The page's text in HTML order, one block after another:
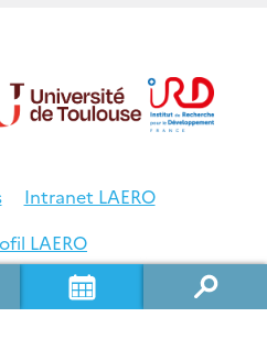
Intranet LAERO
LAERO